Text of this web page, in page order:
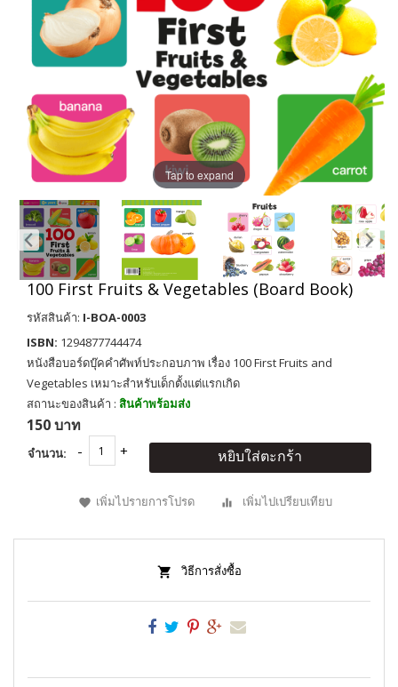
Tap to expand
100 First Fruits & Vegetables (Board Book)
รหัสสินค้า: I-BOA-0003
ISBN: 1294877744474
หนังสือบอร์ดบุ๊คคำศัพท์ประกอบภาพ เรื่อง 100 First Fruits and
Vegetables เหมาะสำหรับเด็กตั้งแต่แรกเกิด
สถานะของสินค้า : สินค้าพร้อมส่ง
150 บาท
จำนวน: หยิบใส่ตะกร้า
เพิ่มไปรายการโปรด เพิ่มไปเปรียบเทียบ
วิธีการสั่งซื้อ